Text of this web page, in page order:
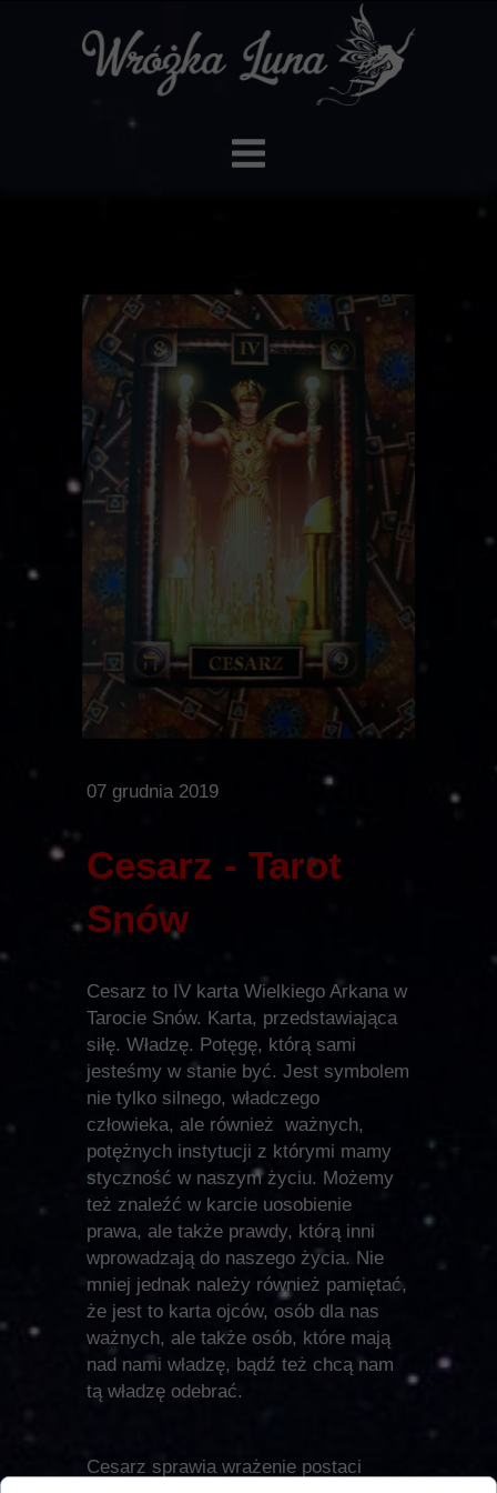
07 grudnia 2019
Cesarz - Tarot
Snów
Cesarz to IV karta Wielkiego Arkana w
Tarocie Snów. Karta, przedstawiająca
siłę. Władzę. Potęgę, którą sami
jesteśmy w stanie być. Jest symbolem
nie tylko silnego, władczego
człowieka, ale również ważnych,
potężnych instytucji z którymi mamy
styczność w naszym życiu. Możemy
też znaleźć w karcie uosobienie
prawa, ale także prawdy, którą inni
wprowadzają do naszego życia. Nie
mniej jednak należy również pamiętać,
że jest to karta ojców, osób dla nas
ważnych, ale także osób, które mają
nad nami władzę, bądź też chcą nam
tą władzę odebrać.
Cesarz sprawia wrażenie postaci